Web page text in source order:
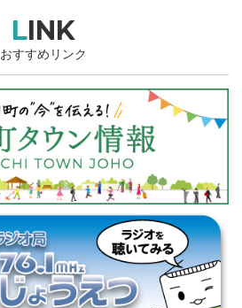
LINK
おすすめリンク